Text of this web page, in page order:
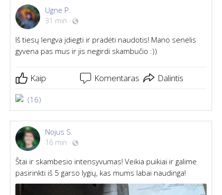
Ugne P.
31 min ·
Iš tiesų lengva įdiegti ir pradėti naudotis! Mano senelis
gyvena pas mus ir jis negirdi skambučio :))
Kaip Komentaras Dalintis
(16)
Nojus S.
16 min ·
Štai ir skambesio intensyvumas! Veikia puikiai ir galime
pasirinkti iš 5 garso lygių, kas mums labai naudinga!